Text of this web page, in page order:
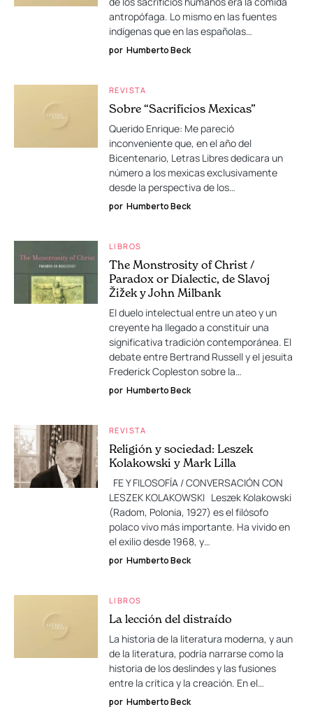
antropófaga. Lo mismo en las fuentes
indígenas que en las españolas…
por Humberto Beck
REVISTA
Sobre “Sacrificios Mexicas”
Querido Enrique: Me pareció
inconveniente que, en el año del
Bicentenario, Letras Libres dedicara un
número a los mexicas exclusivamente
desde la perspectiva de los…
por Humberto Beck
LIBROS
The Monstrosity of Christ /
Paradox or Dialectic, de Slavoj
Žižek y John Milbank
El duelo intelectual entre un ateo y un
creyente ha llegado a constituir una
significativa tradición contemporánea. El
debate entre Bertrand Russell y el jesuita
Frederick Copleston sobre la…
por Humberto Beck
REVISTA
Religión y sociedad: Leszek
Kolakowski y Mark Lilla
FE Y FILOSOFÍA / CONVERSACIÓN CON
LESZEK KOLAKOWSKI Leszek Kolakowski
(Radom, Polonia, 1927) es el filósofo
polaco vivo más importante. Ha vivido en
el exilio desde 1968, y…
por Humberto Beck
LIBROS
La lección del distraído
La historia de la literatura moderna, y aun
de la literatura, podría narrarse como la
historia de los deslindes y las fusiones
entre la crítica y la creación. En el…
por Humberto Beck